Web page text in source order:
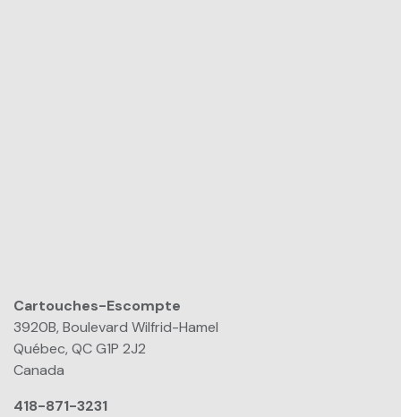
Cartouches-Escompte
3920B, Boulevard Wilfrid-Hamel
Québec, QC G1P 2J2
Canada
418-871-3231